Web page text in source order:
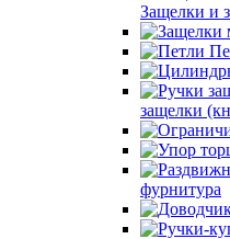
Защелки и
защелки
фурнитура